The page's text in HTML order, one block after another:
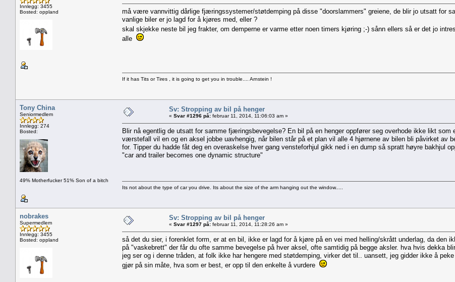
Innlegg: 3455
Bosted: oppland
må være vannvittig dårlige fjæringssystemer/støtdemping på disse "doorslammers" greiene, de blir jo utsatt for
vanlige biler er jo lagd for å kjøres med, eller ?
skal skjekke neste bil jeg frakter, om demperne er varme etter noen timers kjøring ;-) sånn ellers så er det jo
alle
If it has Tits or Tires , it is going to get you in trouble.... Arnstein !
Tony China
Seniormedlem
Innlegg: 274
Bosted:
49% Motherfucker 51% Son of a bitch
Sv: Stropping av bil på henger
« Svar #1296 på: februar 11, 2014, 11:06:03 am »
Blir nå egentlig de utsatt for samme fjæringsbevegelse? En bil på en henger oppfører seg overhode ikke likt
værstefall vil en og en aksel jobbe uavhengig, når bilen står på et plan vil alle 4 hjørnene av bilen bli påvirket
for. Tipper du hadde fåt deg en overaskelse hver gang vensteforhjul gikk ned i en dump så spratt høyre bakhjul
"car and trailer becomes one dynamic structure"
Its not about the type of car you drive. Its about the size of the arm hanging out the window.....
nobrakes
Supermedlem
Innlegg: 3455
Bosted: oppland
Sv: Stropping av bil på henger
« Svar #1297 på: februar 11, 2014, 11:28:26 am »
så det du sier, i forenklet form, er at en bil, ikke er lagd for å kjøre på en vei med helling/skrått underlag, da den
på "vaskebrett" der får du ofte samme bevegelse på hver aksel, ofte samtidig på begge aksler. hva hvis dekka
jeg ser og i denne tråden, at folk ikke har hengere med støtdemping, virker det til.. uansett, jeg gidder ikke å
gjør på sin måte, hva som er best, er opp til den enkelte å vurdere